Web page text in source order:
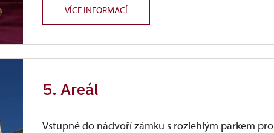
VÍCE INFORMACÍ
5. Areál
Vstupné do nádvoří zámku s rozlehlým parkem pro